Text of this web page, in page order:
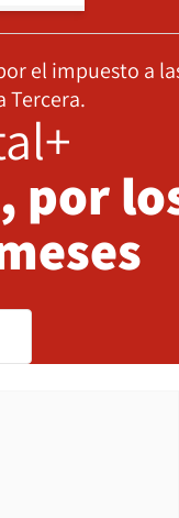
el impuesto a
Tercera.
por